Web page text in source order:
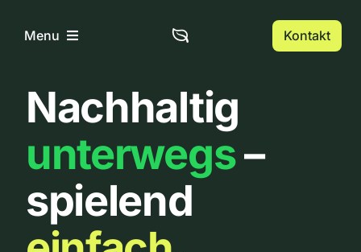
InhaltMenu
Home
Über uns
Urbanlist
Kontakt
Nachhaltig
unterwegs–
spielend